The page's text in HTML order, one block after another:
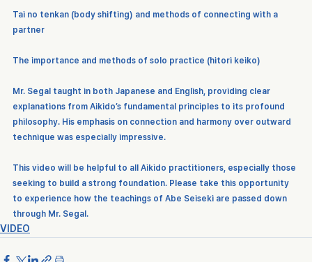
Tai no tenkan (body shifting) and methods of connecting with a
partner
The importance and methods of solo practice (hitori keiko)
Mr. Segal taught in both Japanese and English, providing clear
explanations from Aikido’s fundamental principles to its profound
philosophy. His emphasis on connection and harmony over outward
technique was especially impressive.
This video will be helpful to all Aikido practitioners, especially those
seeking to build a strong foundation. Please take this opportunity
to experience how the teachings of Abe Seiseki are passed down
through Mr. Segal.
VIDEO